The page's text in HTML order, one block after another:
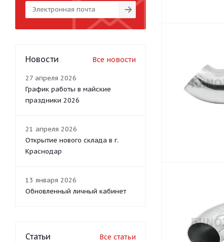
Новости Все новости
27 апреля 2026
График работы в майские
праздники 2026
21 апреля 2026
Открытие нового склада в г.
Краснодар
13 января 2026
Обновленный личный кабинет
Статьи Все статьи